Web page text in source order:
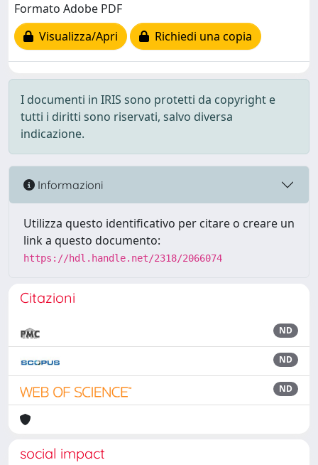
Formato Adobe PDF
Visualizza/Apri
Richiedi una copia
I documenti in IRIS sono protetti da copyright e
tutti i diritti sono riservati, salvo diversa
indicazione.
Informazioni
Utilizza questo identificativo per citare o creare un
link a questo documento:
https://hdl.handle.net/2318/2066074
Citazioni
ND
ND
ND
social impact